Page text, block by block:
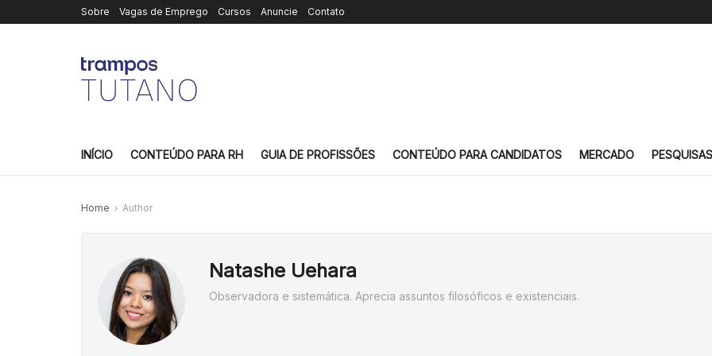
Sobre Vagas de Emprego Cursos Anuncie Contato
INÍCIO CONTEÚDO PARA RH GUIA DE PROFISSÕES CONTEÚDO PARA CANDIDATOS MERCADO PESQUISAS
Home Author
Natashe Uehara
Observadora e sistemática. Aprecia assuntos filosóficos e existenciais.